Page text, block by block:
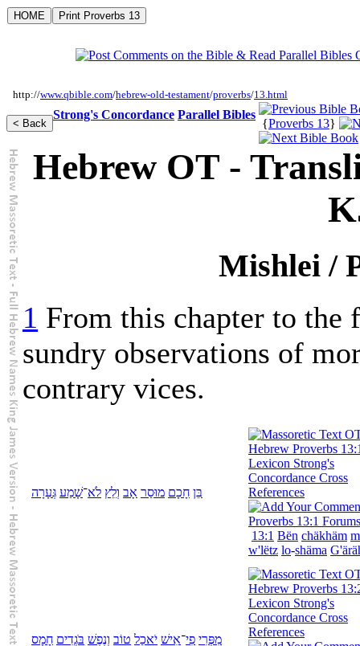
http://www.qbible.com/hebrew-old-testament/proverbs/13.html
Strong's Concordance Parallel Bibles
{Proverbs 13}
Hebrew OT -
Mishlei /
1 From this chapter to the
sundry observations of
contrary vices.
בֵּן חָכָם מוּסַר אָב וְלֵץ לֹא־שָׁמַע גְּעָרָה
13:1 Bën chäkhäm
w'lëtz lo-shäma
מִפְּרִי פִי־אִישׁ יֹאכַל טוֹב וְנֶפֶשׁ בֹּגְדִים חָמָס